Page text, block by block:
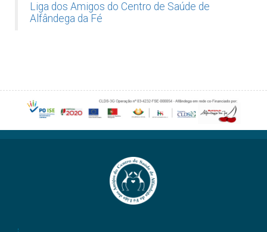
Liga dos Amigos do Centro de Saúde de
Alfândega da Fé